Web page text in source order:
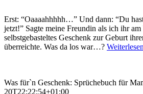
Erst: “Oaaaahhhhh…” Und dann: “Du
jetzt!” Sagte meine Freundin als ich ihr
selbstgebasteltes Geschenk zur Geburt
überreichte. Was da los war…? Weiterlesen
Was für`n Geschenk: Sprüchebuch für
20T22:22:54+01:00